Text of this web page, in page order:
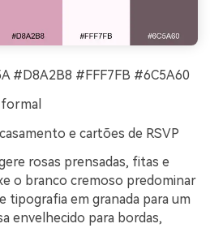
#D8A2B8 #FFF7FB #6C5A60
e cartões de RSVP
rosas prensadas, fitas e
o branco cremoso predominar
tipografia em granada para um
envelhecido para bordas,